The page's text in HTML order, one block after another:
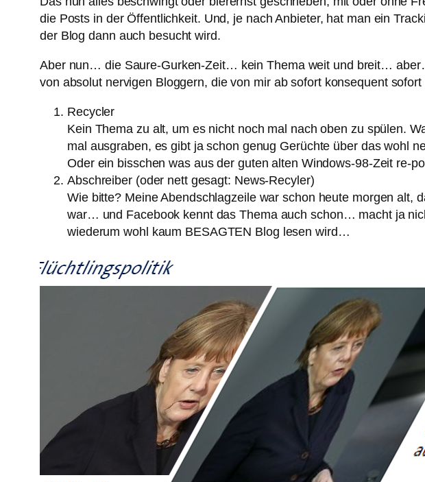
die Posts in der Öffentlichkeit. Und, je nach Anbieter, hat man ein
der Blog dann auch besucht wird.
Aber nun… die Saure-Gurken-Zeit… kein Thema weit und breit…
von absolut nervigen Bloggern, die von mir ab sofort konsequent
Recycler
Kein Thema zu alt, um es nicht noch mal nach oben zu spülen.
mal ausgraben, es gibt ja schon genug Gerüchte über das wohl
Oder ein bisschen was aus der guten alten Windows-98-Zeit re-
Abschreiber (oder nett gesagt: News-Recyler)
Wie bitte? Meine Abendschlagzeile war schon heute morgen alt,
war… und Facebook kennt das Thema auch schon… macht ja
wiederum wohl kaum BESAGTEN Blog lesen wird…